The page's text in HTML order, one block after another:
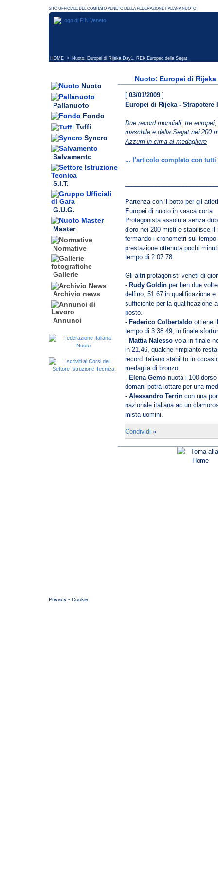
HOME > Nuoto: Europei di Rijeka Day1, REK Europeo della Segat
Nuoto
Pallanuoto
Fondo
Tuffi
Syncro
Salvamento
S.I.T.
G.U.G.
Master
Normative
Gallerie
Archivio news
Annunci
Nuoto: Europei di Rijeka
[ 03/01/2009 ]
Europei di Rijeka - Strapotere
Due record mondiali, tre
maschile e della Segat nei 200
Azzurri in cima al medagliere
... l'articolo completo con
Partenza con il botto per gli
Europei di nuoto in vasca corta.
Protagonista assoluta senza
d'oro nei 200 misti e stabilisce il
fermando i cronometri sul
prestazione ottenuta pochi
tempo di 2.07.78
Gli altri protagonisti veneti di
- Rudy Goldin per ben due
delfino, 51.67 in qualificazione
sufficiente per la qualificazione
posto.
- Federico Colbertaldo ottiene
tempo di 3.38.49, in finale
- Mattia Nalesso vola in finale
in 21.46, qualche rimpianto
record italiano stabilito in
medaglia di bronzo.
- Elena Gemo nuota i 100
domani potrà lottare per una
- Alessandro Terrin con una
nazionale italiana ad un
mista uomini.
Condividi »
Privacy - Cookie